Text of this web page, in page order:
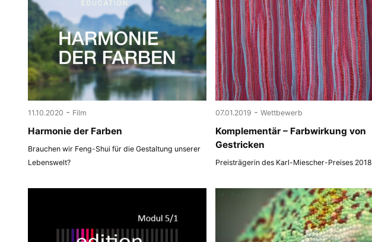
11.10.2020 - Film
Harmonie der Farben
Brauchen wir Feng-Shui für die Gestaltung unserer
Lebenswelt?
07.01.2019 - Wettbewerb
Komplementär – Farbwirkung von
Gestricken
Preisträgerin des Karl-Miescher-Preises 2018